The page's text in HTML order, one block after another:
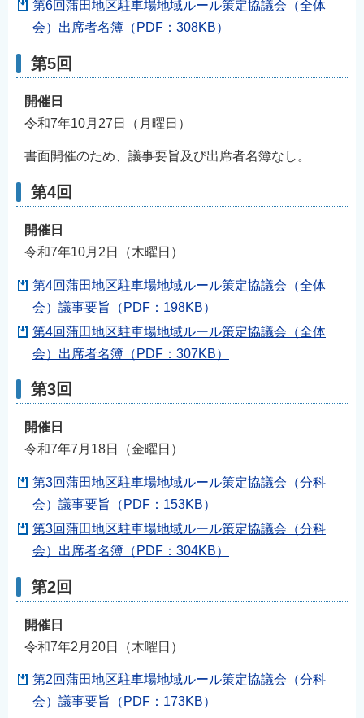
第6回蒲田地区駐車場地域ルール策定協議会（全体
会）出席者名簿（PDF：308KB）
第5回
開催日
令和7年10月27日（月曜日）
書面開催のため、議事要旨及び出席者名簿なし。
第4回
開催日
令和7年10月2日（木曜日）
第4回蒲田地区駐車場地域ルール策定協議会（全体
会）議事要旨（PDF：198KB）
第4回蒲田地区駐車場地域ルール策定協議会（全体
会）出席者名簿（PDF：307KB）
第3回
開催日
令和7年7月18日（金曜日）
第3回蒲田地区駐車場地域ルール策定協議会（分科
会）議事要旨（PDF：153KB）
第3回蒲田地区駐車場地域ルール策定協議会（分科
会）出席者名簿（PDF：304KB）
第2回
開催日
令和7年2月20日（木曜日）
第2回蒲田地区駐車場地域ルール策定協議会（分科
会）議事要旨（PDF：173KB）